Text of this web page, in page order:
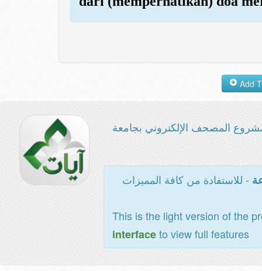
المصحف الإلكتروني بجامعة
- للاستفادة من كافة المميزات
This is the light version of the
interfaceto view full features